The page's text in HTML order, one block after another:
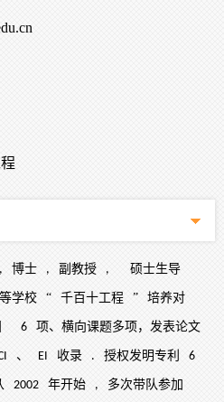
, 博士 , 副教授 , 硕士生导
学校 “ 千百十工程 ” 培养对
6 项、横向课题多项，发表论文
、 EI 收录 . 授权发明专利 6
2002 年开始 , 多次带队参加